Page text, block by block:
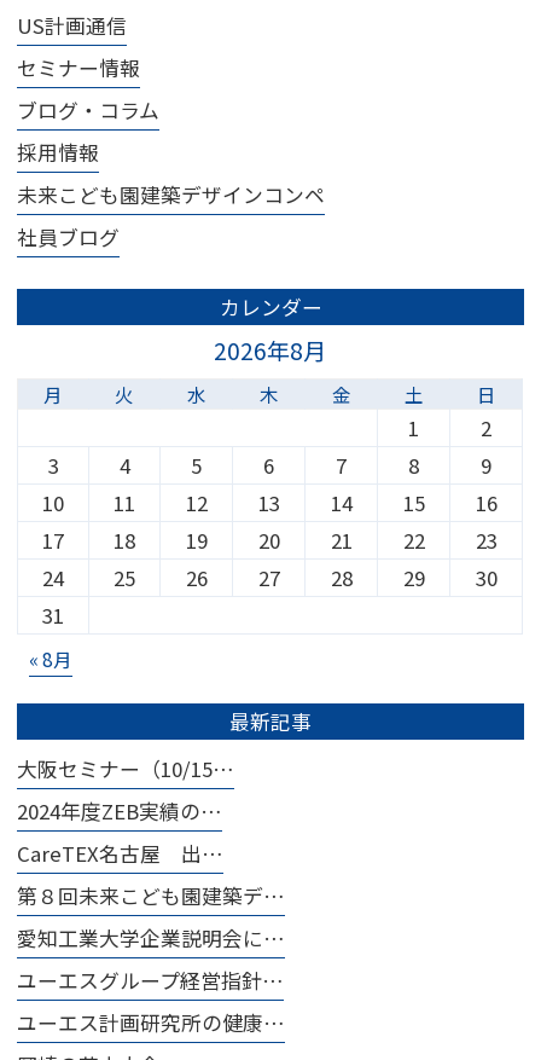
US計画通信
セミナー情報
ブログ・コラム
採用情報
未来こども園建築デザインコンペ
社員ブログ
カレンダー
2026年8月
月 火 水 木 金 土 日
« 8月
1
2
3
4 5 6 7 8
9
10
11 12 13 14 15
16
17
18 19 20 21 22
23
24
25 26 27 28 29
30
31
最新記事
大阪セミナー（10/15…
2024年度ZEB実績の…
CareTEX名古屋 出…
第８回未来こども園建築デ…
愛知工業大学企業説明会に…
ユーエスグループ経営指針…
ユーエス計画研究所の健康…